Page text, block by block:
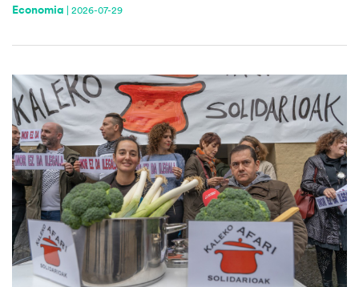
Economia 2026-07-29